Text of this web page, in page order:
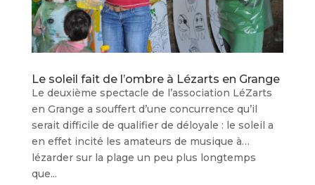
Le soleil fait de l’ombre à Lézarts en Grange
Le deuxième spectacle de l’association LéZarts
en Grange a souffert d’une concurrence qu’il
serait difficile de qualifier de déloyale : le soleil a
en effet incité les amateurs de musique à…
lézarder sur la plage un peu plus longtemps
que...